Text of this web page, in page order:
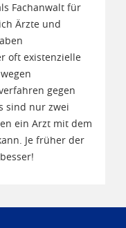
Fachanwalt für
Ärzte und
oft existenzielle
gegen
sind nur zwei
ein Arzt mit dem
Je früher der